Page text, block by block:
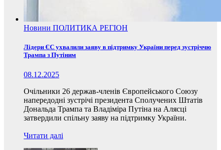
Новини ПОЛИТИКА РЕГІОН
Лідери ЄС ухвалили заяву в підтримку України перед зустріччю
Трампа з Путіним
08.12.2025
Очільники 26 держав-членів Європейського Союзу
напередодні зустрічі президента Сполучених Штатів
Дональда Трампа та Владіміра Путіна на Алясці
затвердили спільну заяву на підтримку України.
Читати далі